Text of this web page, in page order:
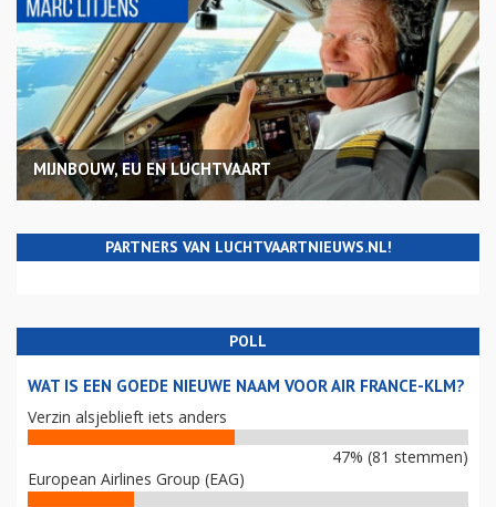
MIJNBOUW, EU EN LUCHTVAART
PARTNERS VAN LUCHTVAARTNIEUWS.NL!
POLL
WAT IS EEN GOEDE NIEUWE NAAM VOOR AIR FRANCE-KLM?
Verzin alsjeblieft iets anders
47% (81 stemmen)
European Airlines Group (EAG)